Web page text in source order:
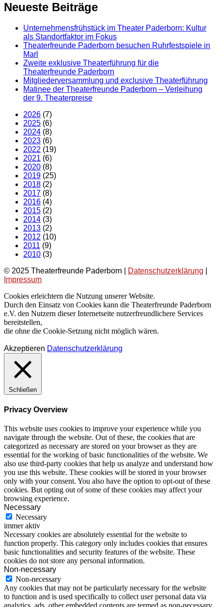
Neueste Beiträge
Unternehmensfrühstück im Theater Paderborn: Kultur
als Standortfaktor im Fokus
Theaterfreunde Paderborn besuchen Ruhrfestspiele in
Marl
Zweite exklusive Theaterführung für die
Theaterfreunde Paderborn
Mitgliederversammlung und exclusive Theaterführung
Matinee der Theaterfreunde Paderborn – Verleihung
der 9. Theaterpreise
2026 (7)
2025 (6)
2024 (8)
2023 (6)
2022 (19)
2021 (6)
2020 (8)
2019 (25)
2018 (2)
2017 (8)
2016 (4)
2015 (2)
2014 (3)
2013 (2)
2012 (10)
2011 (9)
2010 (3)
© 2025 Theaterfreunde Paderborn |
Datenschutzerklärung
Impressum
Cookies erleichtern die Nutzung unserer Website.
Durch den Einsatz von Cookies kann die Theaterfreunde Paderborn
e.V. den Nutzern dieser Internetseite nutzerfreundlichere Services
bereitstellen,
die ohne die Cookie-Setzung nicht möglich wären.
Akzeptieren Datenschutzerklärung
Schließen
Privacy Overview
This website uses cookies to improve your experience while you
navigate through the website. Out of these, the cookies that are
categorized as necessary are stored on your browser as they are
essential for the working of basic functionalities of the website. We
also use third-party cookies that help us analyze and understand how
you use this website. These cookies will be stored in your browser
only with your consent. You also have the option to opt-out of these
cookies. But opting out of some of these cookies may affect your
browsing experience.
Necessary
Necessary
immer aktiv
Necessary cookies are absolutely essential for the website to
function properly. This category only includes cookies that ensures
basic functionalities and security features of the website. These
cookies do not store any personal information.
Non-necessary
Non-necessary
Any cookies that may not be particularly necessary for the website
to function and is used specifically to collect user personal data via
analytics, ads, other embedded contents are termed as non-necessary